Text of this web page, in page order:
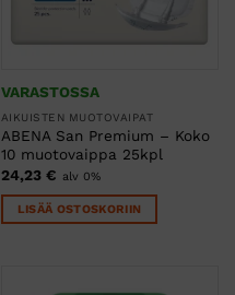
VARASTOSSA
AIKUISTEN MUOTOVAIPAT
ABENA San Premium – Koko
10 muotovaippa 25kpl
24,23 € alv 0%
LISÄÄ OSTOSKORIIN